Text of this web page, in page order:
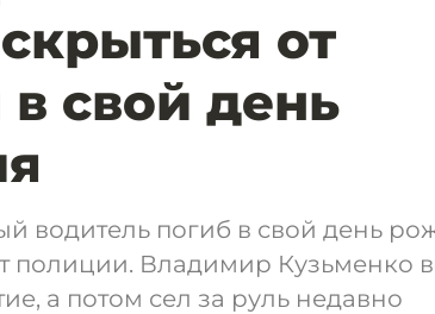
от
свой день
водитель погиб в свой день
полиции. Владимир Кузьменко
а потом сел за руль недавно